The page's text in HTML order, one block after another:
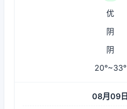
优
阴
阴
20°~33°
08月09日